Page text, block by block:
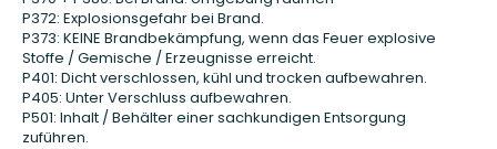
P372: Explosionsgefahr bei Brand.
P373: KEINE Brandbekämpfung, wenn das Feuer explosive
Stoffe / Gemische / Erzeugnisse erreicht.
P401: Dicht verschlossen, kühl und trocken aufbewahren.
P405: Unter Verschluss aufbewahren.
P501: Inhalt / Behälter einer sachkundigen Entsorgung
zuführen.